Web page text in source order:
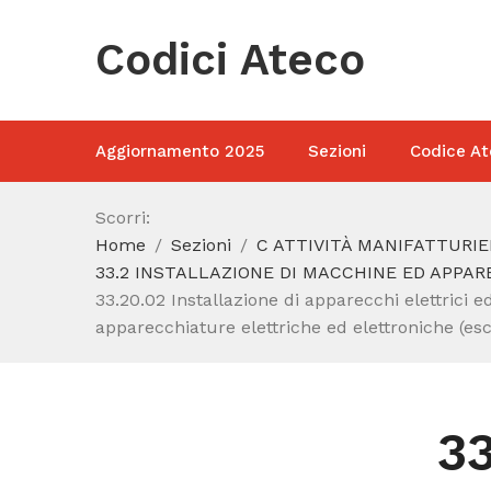
Codici Ateco
Aggiornamento 2025 Sezioni Codice
Scorri:
Home
Sezioni
C ATTIVITÀ
33.2 INSTALLAZIONE DI MACCHINE ED
33.20.02 Installazione di apparecchi elettrici
apparecchiature elettriche ed elettroniche